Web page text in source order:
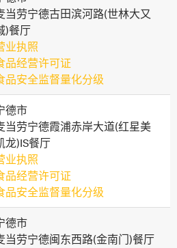
当劳宁德古田滨河路(世林大又
)餐厅
业执照
品经营许可证
品安全监督量化分级
德市
当劳宁德霞浦赤岸大道(红星美
龙)IS餐厅
业执照
品经营许可证
品安全监督量化分级
德市
当劳宁德闽东西路(金南门)餐厅